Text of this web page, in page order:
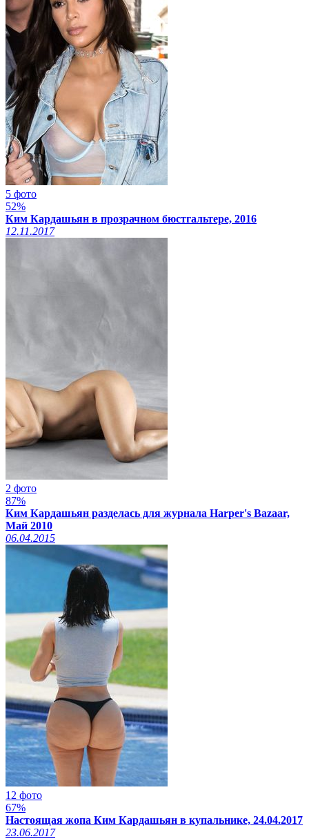
5 фото
52%
Ким Кардашьян в прозрачном бюстгальтере, 2016
12.11.2017
2 фото
87%
Ким Кардашьян разделась для журнала Harper's Bazaar,
Май 2010
06.04.2015
12 фото
67%
Настоящая жопа Ким Кардашьян в купальнике, 24.04.2017
23.06.2017